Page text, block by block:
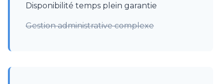
Disponibilité temps plein garantie
Gestion administrative complexe